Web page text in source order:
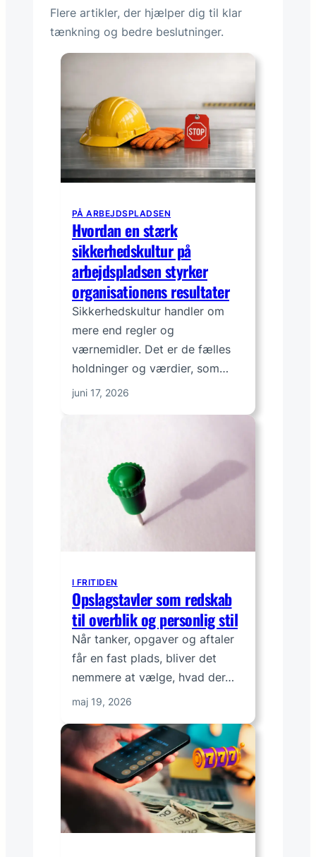
Flere artikler, der hjælper dig til klar
tænkning og bedre beslutninger.
PÅ ARBEJDSPLADSEN
Hvordan en stærk
sikkerhedskultur på
arbejdspladsen styrker
organisationens resultater
Sikkerhedskultur handler om
mere end regler og
værnemidler. Det er de fælles
holdninger og værdier, som…
juni 17, 2026
I FRITIDEN
Opslagstavler som redskab
til overblik og personlig stil
Når tanker, opgaver og aftaler
får en fast plads, bliver det
nemmere at vælge, hvad der…
maj 19, 2026